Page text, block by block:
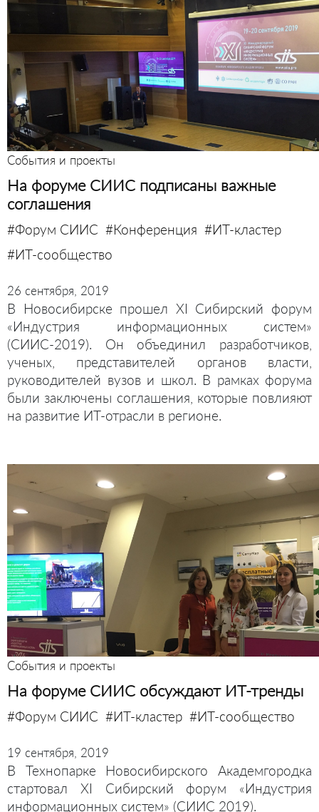
События и проекты
На форуме СИИС подписаны важные
соглашения
#Форум СИИС #Конференция #ИТ-кластер
#ИТ-сообщество
26 сентября, 2019
В Новосибирске прошел XI Сибирский форум
«Индустрия информационных систем»
(СИИС-2019). Он объединил разработчиков,
ученых, представителей органов власти,
руководителей вузов и школ. В рамках форума
были заключены соглашения, которые повлияют
на развитие ИТ-отрасли в регионе.
События и проекты
На форуме СИИС обсуждают ИТ-тренды
#Форум СИИС #ИТ-кластер #ИТ-сообщество
19 сентября, 2019
В Технопарке Новосибирского Академгородка
стартовал XI Сибирский форум «Индустрия
информационных систем» (СИИС 2019).